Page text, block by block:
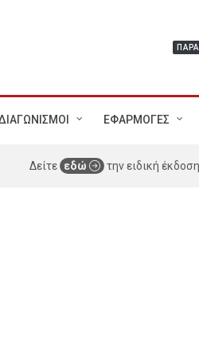
ΕΦΑΡΜΟΓΕΣ
Δείτε εδώ την ειδική έκδοση